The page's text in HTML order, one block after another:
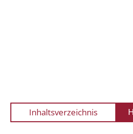
Inhaltsverzeichnis